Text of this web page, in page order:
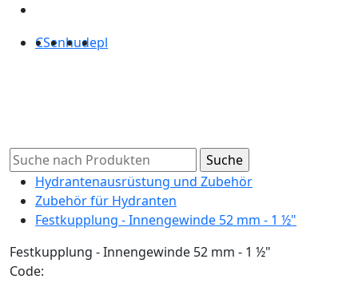
CSenhudepl
Hydrantenausrüstung und Zubehör
Zubehör für Hydranten
Festkupplung - Innengewinde 52 mm - 1 ½"
Festkupplung - Innengewinde 52 mm - 1 ½"
Code: